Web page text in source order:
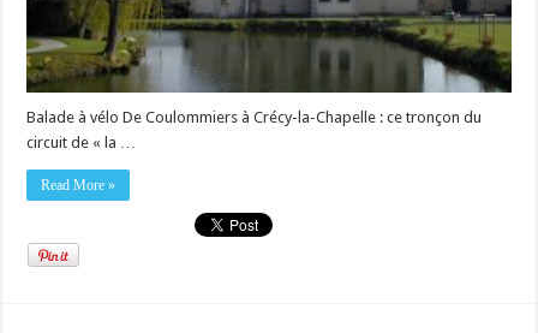
Balade à vélo De Coulommiers à Crécy-la-Chapelle : ce tronçon du
circuit de « la …
Read More »